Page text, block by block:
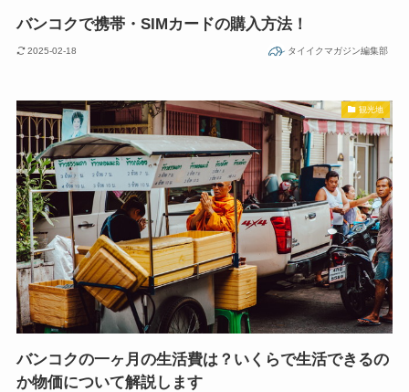
バンコクで携帯・SIMカードの購入方法！
2025-02-18 タイイクマガジン編集部
観光地
バンコクの一ヶ月の生活費は？いくらで生活できるの
か物価について解説します